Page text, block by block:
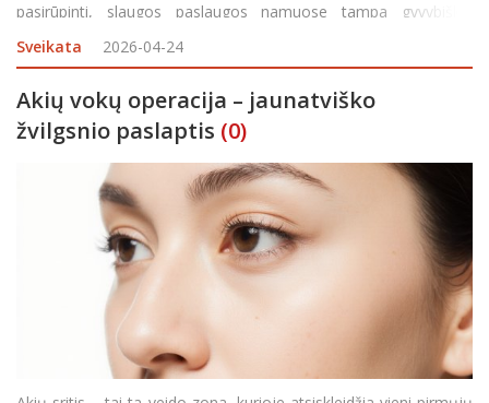
pasirūpinti, slaugos paslaugos namuose tampa gyvybiškai
svarbios. Pernai šių paslaugų prireikė daugiau nei 70 tūkst.
gyventojų Lietuvoje. Valstybinės
Sveikata 2026-04-24
Akių vokų operacija – jaunatviško
žvilgsnio paslaptis (0)